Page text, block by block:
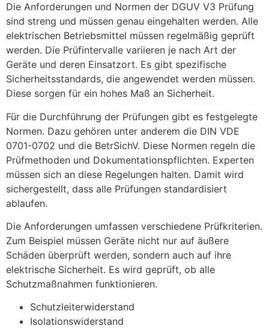
Die Anforderungen und Normen der DGUV V3 Prüfung
sind streng und müssen genau eingehalten werden. Alle
elektrischen Betriebsmittel müssen regelmäßig geprüft
werden. Die Prüfintervalle variieren je nach Art der
Geräte und deren Einsatzort. Es gibt spezifische
Sicherheitsstandards, die angewendet werden müssen.
Diese sorgen für ein hohes Maß an Sicherheit.
Für die Durchführung der Prüfungen gibt es festgelegte
Normen. Dazu gehören unter anderem die DIN VDE
0701-0702 und die BetrSichV. Diese Normen regeln die
Prüfmethoden und Dokumentationspflichten. Experten
müssen sich an diese Regelungen halten. Damit wird
sichergestellt, dass alle Prüfungen standardisiert
ablaufen.
Die Anforderungen umfassen verschiedene Prüfkriterien.
Zum Beispiel müssen Geräte nicht nur auf äußere
Schäden überprüft werden, sondern auch auf ihre
elektrische Sicherheit. Es wird geprüft, ob alle
Schutzmaßnahmen funktionieren.
Schutzleiterwiderstand
Isolationswiderstand